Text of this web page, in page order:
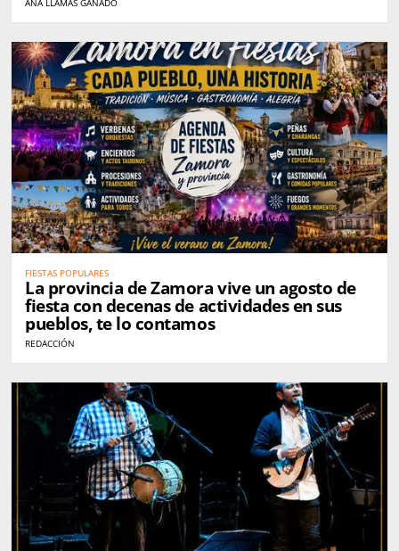
ANA LLAMAS GANADO
FIESTAS POPULARES
La provincia de Zamora vive un agosto de
fiesta con decenas de actividades en sus
pueblos, te lo contamos
REDACCIÓN